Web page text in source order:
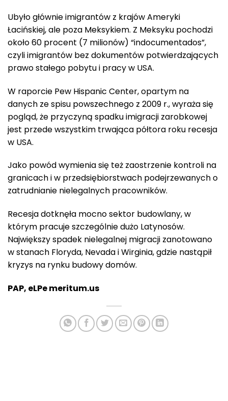
Ubyło głównie imigrantów z krajów Ameryki
Łacińskiej, ale poza Meksykiem. Z Meksyku pochodzi
około 60 procent (7 milionów) “indocumentados”,
czyli imigrantów bez dokumentów potwierdzających
prawo stałego pobytu i pracy w USA.
W raporcie Pew Hispanic Center, opartym na
danych ze spisu powszechnego z 2009 r., wyraża się
pogląd, że przyczyną spadku imigracji zarobkowej
jest przede wszystkim trwająca półtora roku recesja
w USA.
Jako powód wymienia się też zaostrzenie kontroli na
granicach i w przedsiębiorstwach podejrzewanych o
zatrudnianie nielegalnych pracowników.
Recesja dotknęła mocno sektor budowlany, w
którym pracuje szczególnie dużo Latynosów.
Największy spadek nielegalnej migracji zanotowano
w stanach Floryda, Nevada i Wirginia, gdzie nastąpił
kryzys na rynku budowy domów.
PAP, eLPe meritum.us